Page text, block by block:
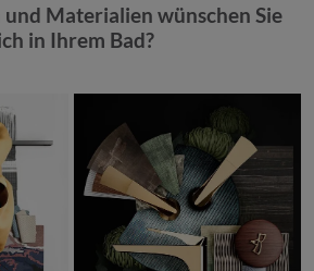
Materialien wünschen Sie
in Ihrem Bad?